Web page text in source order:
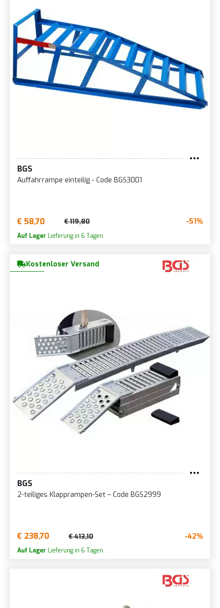
BGS
Auffahrrampe einteilig - Code BGS3001
€ 58,70 € 119,80 -51%
Auf Lager Lieferung in 6 Tagen.
Kostenloser Versand
BGS
2-teiliges Klapprampen-Set – Code BGS2999
€ 238,70 € 413,10 -42%
Auf Lager Lieferung in 6 Tagen.